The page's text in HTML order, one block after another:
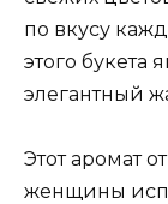
по вкусу
этого букета
элегантный
Этот аромат
женщины